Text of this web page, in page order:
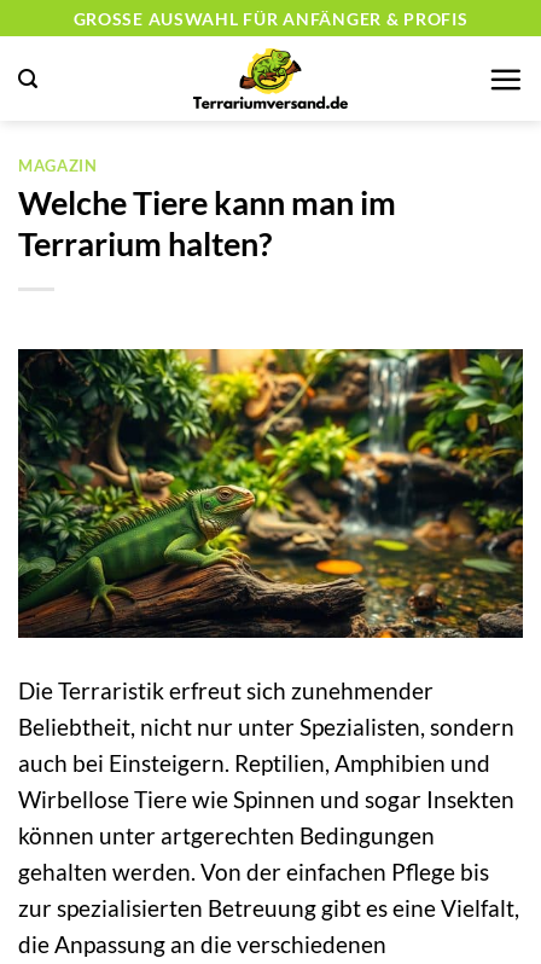
springen
GROSSE AUSWAHL FÜR ANFÄNGER & PROFIS
MAGAZIN
Welche Tiere kann man im
Terrarium halten?
Die Terraristik erfreut sich zunehmender
Beliebtheit, nicht nur unter Spezialisten, sondern
auch bei Einsteigern. Reptilien, Amphibien und
Wirbellose Tiere wie Spinnen und sogar Insekten
können unter artgerechten Bedingungen
gehalten werden. Von der einfachen Pflege bis
zur spezialisierten Betreuung gibt es eine Vielfalt,
die Anpassung an die verschiedenen